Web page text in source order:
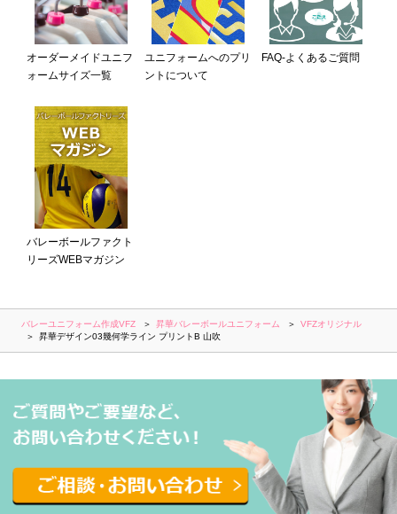
オーダーメイドユニフ
ォームサイズ一覧
ユニフォームへのプリ
ントについて
FAQ-よくあるご質問
バレーボールファクト
リーズWEBマガジン
バレーユニフォーム作成VFZ 昇華バレーボールユニフォーム
VFZオリジナル
昇華デザイン03幾何学ライン プリントB 山吹